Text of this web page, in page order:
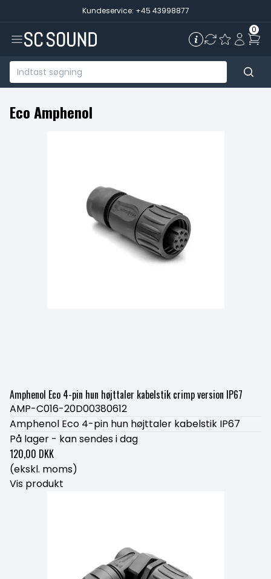
Kundeservice: +45 43998877
0
Eco Amphenol
Amphenol Eco 4-pin hun højttaler kabelstik crimp version IP67
AMP-C016-20D00380612
Amphenol Eco 4-pin hun højttaler kabelstik IP67
På lager - kan sendes i dag
120,00 DKK
(ekskl. moms)
Vis produkt